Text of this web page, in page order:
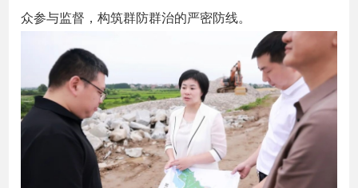
众参与监督，构筑群防群治的严密防线。